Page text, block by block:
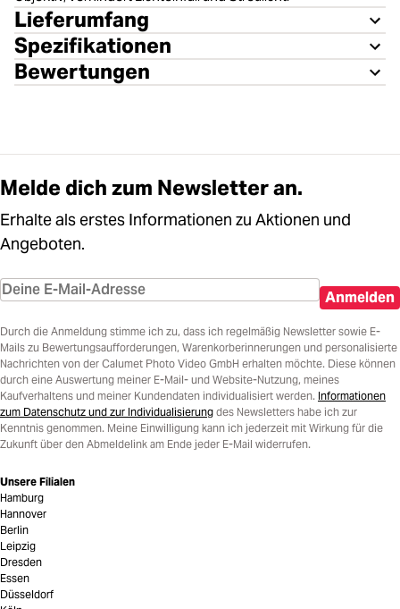
Lieferumfang
Spezifikationen
Bewertungen
Melde dich zum Newsletter an.
Erhalte als erstes Informationen zu Aktionen und
Angeboten.
Anmelden
Durch die Anmeldung stimme ich zu, dass ich regelmäßig Newsletter sowie E-
Mails zu Bewertungsaufforderungen, Warenkorberinnerungen und personalisierte
Nachrichten von der Calumet Photo Video GmbH erhalten möchte. Diese können
durch eine Auswertung meiner E-Mail- und Website-Nutzung, meines
Kaufverhaltens und meiner Kundendaten individualisiert werden. Informationen
zum Datenschutz und zur Individualisierung des Newsletters habe ich zur
Kenntnis genommen. Meine Einwilligung kann ich jederzeit mit Wirkung für die
Zukunft über den Abmeldelink am Ende jeder E-Mail widerrufen.
Unsere Filialen
Hamburg
Hannover
Berlin
Leipzig
Dresden
Essen
Düsseldorf